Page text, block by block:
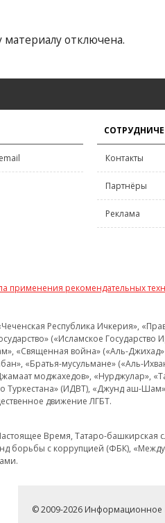
отключена.
Контакты
Партнёры
Реклама
применения рекомендательных
Республика Ичкерия»,
(«Исламское
война» («Аль-Джихад»
«Братья-мусульмане» («Аль-
моджахедов», «Нурджулар»,
Туркестана» (ИДВТ), «Джунд аш-
движение ЛГБТ.
Время, Татаро-
борьбы с коррупцией (ФБК),
© 2009-2026 Информационное